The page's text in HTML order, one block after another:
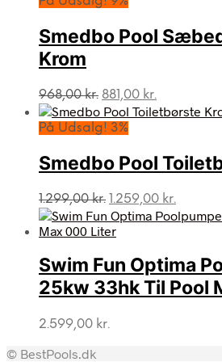
3.999,00 kr..
Smedbo Pool
Krom
968,00kr. Den
oprindelige
pris
968,00 kr..
881,00 kr.
aktuelle
881,00 kr..
På Udsalg! 3%
Smedbo Pool
1.299,00kr. Den
oprindelige
pris
1.299,00 kr..
1.259,00 kr.
aktuelle
Swim Fun Optima
25kw 33hk Til Pool
2.599,00 kr.
© BestPools.dk